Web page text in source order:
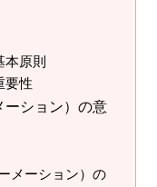
原則
要性
ーション）の意
メーション）の